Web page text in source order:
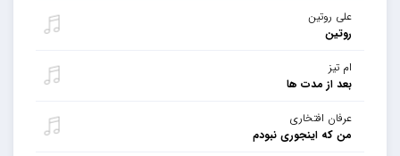
علی روتین
روتین
ام تیز
بعد از مدت ها
عرفان افتخاری
من که اینجوری نبودم